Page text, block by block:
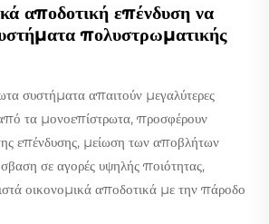
αποδοτική επένδυση να
πολυστρωματικής
συστήματα απαιτούν μεγαλύτερες
από τα μονοεπίστρωτα, προσφέρουν
επένδυσης, μείωση των αποβλήτων
σε αγορές υψηλής ποιότητας,
οικονομικά αποδοτικά με την πάροδο